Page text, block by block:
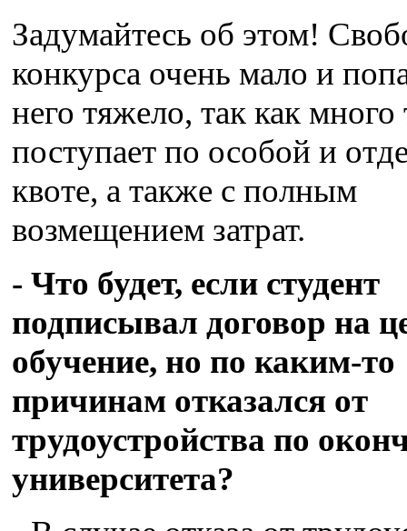
Задумайтесь об этом!
конкурса очень мало и
него тяжело, так как много
поступает по особой и
квоте, а также с полным
возмещением затрат.
- Что будет, если студент
подписывал договор на
обучение, но по каким-то
причинам отказался от
трудоустройства по
университета?